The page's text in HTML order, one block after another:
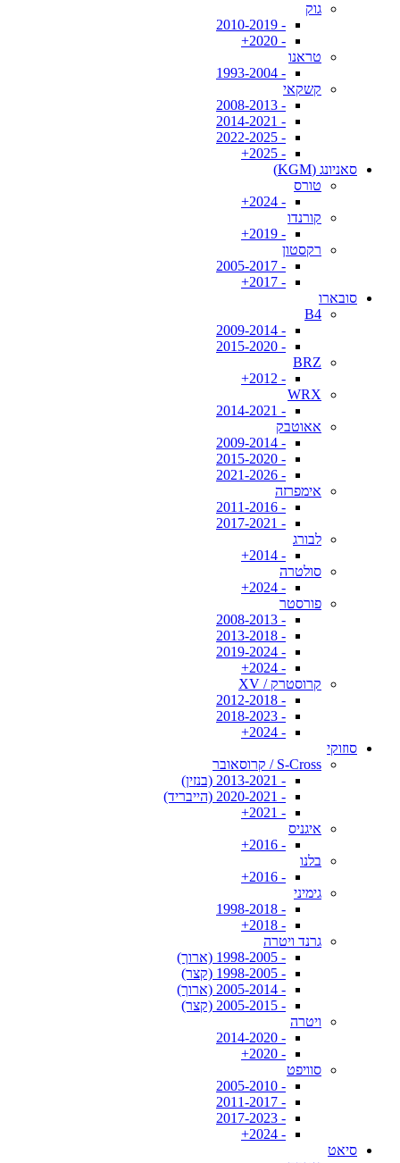
גוק
- 2010-2019
- 2020+
טראנו
- 1993-2004
קשקאי
- 2008-2013
- 2014-2021
- 2022-2025
- 2025+
סאניונג (KGM)
טורס
- 2024+
קורנדו
- 2019+
רקסטון
- 2005-2017
- 2017+
סובארו
B4
- 2009-2014
- 2015-2020
BRZ
- 2012+
WRX
- 2014-2021
אאוטבק
- 2009-2014
- 2015-2020
- 2021-2026
אימפרזה
- 2011-2016
- 2017-2021
לבורג
- 2014+
סולטרה
- 2024+
פורסטר
- 2008-2013
- 2013-2018
- 2019-2024
- 2024+
קרוסטרק / XV
- 2012-2018
- 2018-2023
- 2024+
סוזוקי
S-Cross / קרוסאובר
- 2013-2021 (בנזין)
- 2020-2021 (הייבריד)
- 2021+
איגניס
- 2016+
בלנו
- 2016+
גימיני
- 1998-2018
- 2018+
גרנד ויטרה
- 1998-2005 (ארוך)
- 1998-2005 (קצר)
- 2005-2014 (ארוך)
- 2005-2015 (קצר)
ויטרה
- 2014-2020
- 2020+
סוויפט
- 2005-2010
- 2011-2017
- 2017-2023
- 2024+
סיאט